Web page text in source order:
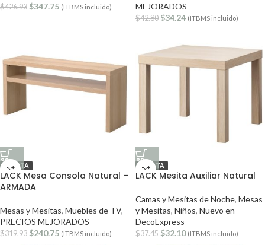
$426.93 $347.75 (ITBMS incluido)
MEJORADOS
$42.80 $34.24 (ITBMS incluido)
OFERTA
LACK Mesa Consola Natural –
ARMADA
Mesas y Mesitas, Muebles de TV,
PRECIOS MEJORADOS
$319.93 $240.75 (ITBMS incluido)
OFERTA
LACK Mesita Auxiliar Natural
Camas y Mesitas de Noche, Mesas
y Mesitas, Niños, Nuevo en
DecoExpress
$37.45 $32.10 (ITBMS incluido)